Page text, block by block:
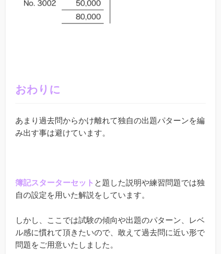
おわりに
あまり過去問からかけ離れて独自の出題パターンを編
み出す事は避けています。
簿記スターターセット と題した説明や練習問題では独
自の設定を用いた解説をしています。
しかし、ここでは試験の傾向や出題のパターン、レベ
ル感に慣れて頂きたいので、敢えて過去問に近い形で
問題をご用意いたしました。